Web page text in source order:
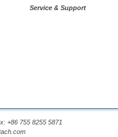
Service & Support
+86 755 8255 5871